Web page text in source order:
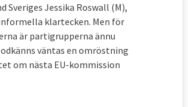
Sveriges Jessika Roswall (M),
klartecken. Men för
är partigrupperna ännu
väntas en omröstning
om nästa EU-kommission